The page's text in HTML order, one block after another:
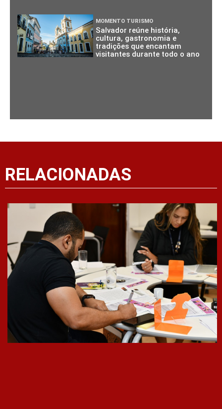
MOMENTO TURISMO
Salvador reúne história,
cultura, gastronomia e
tradições que encantam
visitantes durante todo o ano
RELACIONADAS